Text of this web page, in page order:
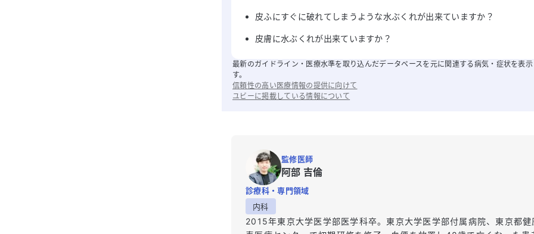
皮ふにすぐに破れてしまうような水ぶくれが出来ていますか？
皮膚に水ぶくれが出来ていますか？
最新のガイドライン・医療水準を取り込んだデータベースを元に関連する病気・症状を表
す。
信頼性の高い医療情報の提供に向けて
ユビーに掲載している情報について
監修医師
阿部 吉倫
診療科・専門領域
内科
2015年東京大学医学部医学科卒。東京大学医学部付属病院、東京都健